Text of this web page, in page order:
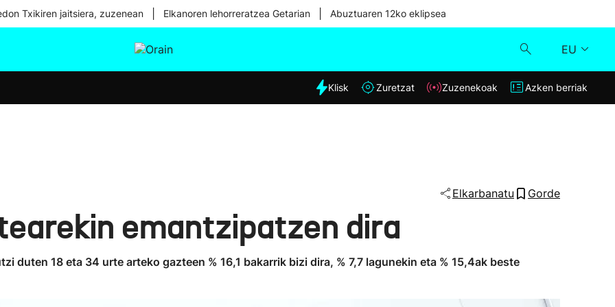
Txikiren jaitsiera, zuzenean Elkanoren lehorreratzea Getarian Abuztuaren 12ko eklipsea
EU
Eguraldia
Klisk
Klisk Zuretzat Zuzenekoak Azken berriak
Elkarbanatu Gorde
emantzipatzen dira
duten 18 eta 34 urte arteko gazteen % 16,1 bakarrik bizi dira, % 7,7 lagunekin eta % 15,4ak beste